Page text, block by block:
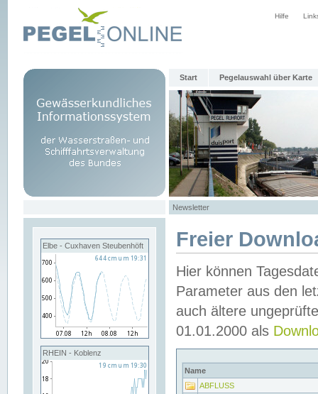
Hilfe
Start Pegelauswahl über Karte
Newsletter
Elbe - Cuxhaven Steubenhöft
RHEIN - Koblenz
Freier
Hier können
Parameter aus den
auch ältere
01.01.2000 als
Name
ABFLUSS